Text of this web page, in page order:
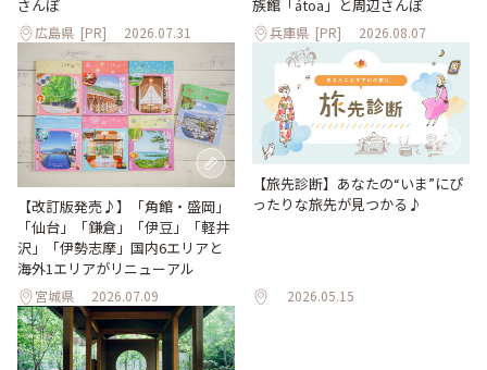
さんぽ
広島県 [PR] 2026.07.31
族館「átoa」と周辺さんぽ
兵庫県 [PR] 2026.08.07
【改訂版発売♪】「角館・盛岡」
「仙台」「鎌倉」「伊豆」「軽井
沢」「伊勢志摩」国内6エリアと
海外1エリアがリニューアル
宮城県 2026.07.09
【旅先診断】あなたの“いま”にぴ
ったりな旅先が見つかる♪
2026.05.15